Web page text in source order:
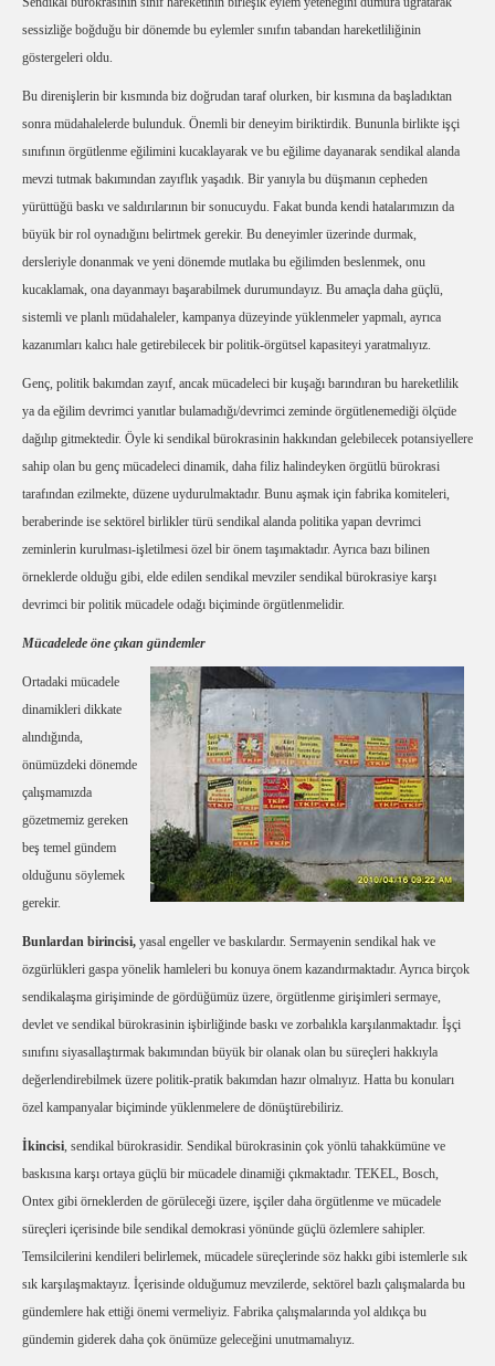
sessizliğe boğduğu bir dönemde bu eylemler sınıfın tabandan hareketliliğinin
göstergeleri oldu.
Bu direnişlerin bir kısmında biz doğrudan taraf olurken, bir kısmına da başladıktan
sonra müdahalelerde bulunduk. Önemli bir deneyim biriktirdik. Bununla birlikte işçi
sınıfının örgütlenme eğilimini kucaklayarak ve bu eğilime dayanarak sendikal alanda
mevzi tutmak bakımından zayıflık yaşadık. Bir yanıyla bu düşmanın cepheden
yürüttüğü baskı ve saldırılarının bir sonucuydu. Fakat bunda kendi hatalarımızın da
büyük bir rol oynadığını belirtmek gerekir. Bu deneyimler üzerinde durmak,
dersleriyle donanmak ve yeni dönemde mutlaka bu eğilimden beslenmek, onu
kucaklamak, ona dayanmayı başarabilmek durumundayız. Bu amaçla daha güçlü,
sistemli ve planlı müdahaleler, kampanya düzeyinde yüklenmeler yapmalı, ayrıca
kazanımları kalıcı hale getirebilecek bir politik-örgütsel kapasiteyi yaratmalıyız.
Genç, politik bakımdan zayıf, ancak mücadeleci bir kuşağı barındıran bu hareketlilik
ya da eğilim devrimci yanıtlar bulamadığı/devrimci zeminde örgütlenemediği ölçüde
dağılıp gitmektedir. Öyle ki sendikal bürokrasinin hakkından gelebilecek potansiyellere
sahip olan bu genç mücadeleci dinamik, daha filiz halindeyken örgütlü bürokrasi
tarafından ezilmekte, düzene uydurulmaktadır. Bunu aşmak için fabrika komiteleri,
beraberinde ise sektörel birlikler türü sendikal alanda politika yapan devrimci
zeminlerin kurulması-işletilmesi özel bir önem taşımaktadır. Ayrıca bazı bilinen
örneklerde olduğu gibi, elde edilen sendikal mevziler sendikal bürokrasiye karşı
devrimci bir politik mücadele odağı biçiminde örgütlenmelidir.
Mücadelede öne çıkan gündemler
Ortadaki mücadele
dinamikleri dikkate
alındığında,
önümüzdeki dönemde
çalışmamızda
gözetmemiz gereken
beş temel gündem
olduğunu söylemek
gerekir.
Bunlardan birincisi, yasal engeller ve baskılardır. Sermayenin sendikal hak ve
özgürlükleri gaspa yönelik hamleleri bu konuya önem kazandırmaktadır. Ayrıca birçok
sendikalaşma girişiminde de gördüğümüz üzere, örgütlenme girişimleri sermaye,
devlet ve sendikal bürokrasinin işbirliğinde baskı ve zorbalıkla karşılanmaktadır. İşçi
sınıfını siyasallaştırmak bakımından büyük bir olanak olan bu süreçleri hakkıyla
değerlendirebilmek üzere politik-pratik bakımdan hazır olmalıyız. Hatta bu konuları
özel kampanyalar biçiminde yüklenmelere de dönüştürebiliriz.
İkincisi, sendikal bürokrasidir. Sendikal bürokrasinin çok yönlü tahakkümüne ve
baskısına karşı ortaya güçlü bir mücadele dinamiği çıkmaktadır. TEKEL, Bosch,
Ontex gibi örneklerden de görüleceği üzere, işçiler daha örgütlenme ve mücadele
süreçleri içerisinde bile sendikal demokrasi yönünde güçlü özlemlere sahipler.
Temsilcilerini kendileri belirlemek, mücadele süreçlerinde söz hakkı gibi istemlerle sık
sık karşılaşmaktayız. İçerisinde olduğumuz mevzilerde, sektörel bazlı çalışmalarda bu
gündemlere hak ettiği önemi vermeliyiz. Fabrika çalışmalarında yol aldıkça bu
gündemin giderek daha çok önümüze geleceğini unutmamalıyız.